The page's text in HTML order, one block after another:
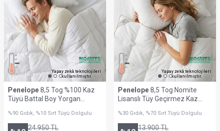
Yapay zekâ teknolojileri
kullanılmıştır.
Penelope8,5 Tog %100 Kaz
Tüyü Battal Boy Yorgan
%90 Gıdık, %10 Sırt Tüyü Dolgulu
24.950TL
Yapay zekâ teknolojileri
kullanılmıştır.
Penelope8,5 Tog Nomite
Lisanslı Tüy Geçirmez Kaz
Bronze Serisi
%30 Gıdık, %70 Sırt Tüyü Dolgulu
13.900TL